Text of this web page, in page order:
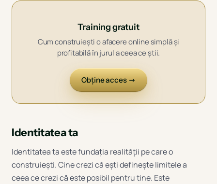
Training gratuit
Cum construiești o afacere online simplă și
profitabilă în jurul a ceea ce știi.
Obține acces →
Identitatea ta
Identitatea ta este fundația realității pe care o
construiești. Cine crezi că ești definește limitele a
ceea ce crezi că este posibil pentru tine. Este